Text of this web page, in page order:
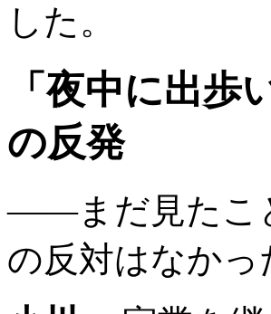
した。
「夜中に出
の反発
――まだ見たこ
の反対はなか